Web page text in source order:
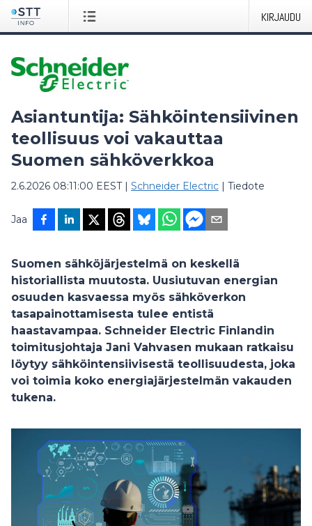
KIRJAUDU
Asiantuntija: Sähköintensiivinen
teollisuus voi vakauttaa
Suomen sähköverkkoa
2.6.2026 08:11:00 EEST| Schneider Electric | Tiedote
Jaa
Suomen sähköjärjestelmä on keskellä
historiallista muutosta. Uusiutuvan energian
osuuden kasvaessa myös sähköverkon
tasapainottamisesta tulee entistä
haastavampaa. Schneider Electric Finlandin
toimitusjohtaja Jani Vahvasen mukaan ratkaisu
löytyy sähköintensiivisestä teollisuudesta, joka
voi toimia koko energiajärjestelmän vakauden
tukena.